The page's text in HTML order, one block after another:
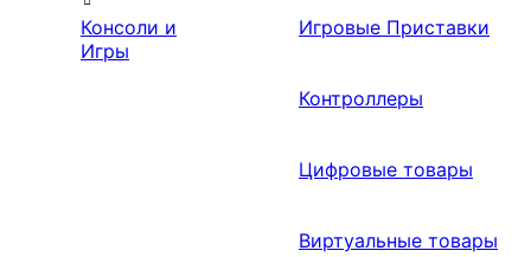
Консоли и
Игры
Игровые Приставки
Контроллеры
Цифровые товары
Виртуальные товары